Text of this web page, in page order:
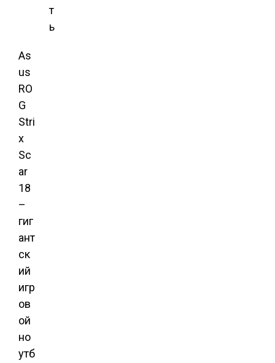
т
ь
As
us
RO
G
Stri
x
Sc
ar
18
–
гиг
ант
ск
ий
игр
ов
ой
но
утб